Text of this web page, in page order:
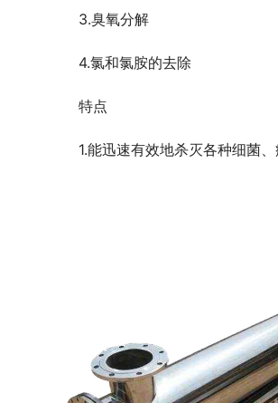
	　　3.臭氧分解
	　　4.氯和氯胺的去除
	　　特点
　　1.能迅速有效地杀灭各种细菌